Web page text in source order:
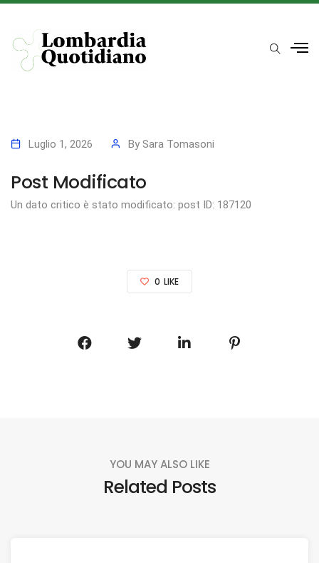
Luglio 1, 2026 By Sara Tomasoni
Post Modificato
Un dato critico è stato modificato: post ID: 187120
0 LIKE
YOU MAY ALSO LIKE
Related Posts